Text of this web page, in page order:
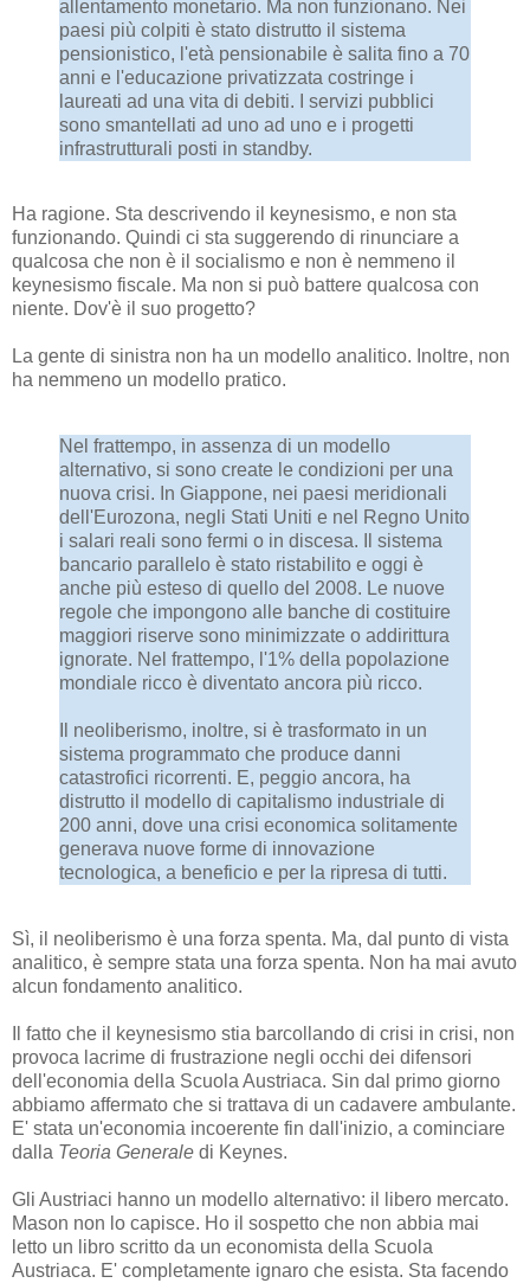
allentamento monetario. Ma non funzionano. Nei
paesi più colpiti è stato distrutto il sistema
pensionistico, l'età pensionabile è salita fino a 70
anni e l'educazione privatizzata costringe i
laureati ad una vita di debiti. I servizi pubblici
sono smantellati ad uno ad uno e i progetti
infrastrutturali posti in standby.
Ha ragione. Sta descrivendo il keynesismo, e non sta
funzionando. Quindi ci sta suggerendo di rinunciare a
qualcosa che non è il socialismo e non è nemmeno il
keynesismo fiscale. Ma non si può battere qualcosa con
niente. Dov'è il suo progetto?
La gente di sinistra non ha un modello analitico. Inoltre, non
ha nemmeno un modello pratico.
Nel frattempo, in assenza di un modello
alternativo, si sono create le condizioni per una
nuova crisi. In Giappone, nei paesi meridionali
dell'Eurozona, negli Stati Uniti e nel Regno Unito
i salari reali sono fermi o in discesa. Il sistema
bancario parallelo è stato ristabilito e oggi è
anche più esteso di quello del 2008. Le nuove
regole che impongono alle banche di costituire
maggiori riserve sono minimizzate o addirittura
ignorate. Nel frattempo, l'1% della popolazione
mondiale ricco è diventato ancora più ricco.
Il neoliberismo, inoltre, si è trasformato in un
sistema programmato che produce danni
catastrofici ricorrenti. E, peggio ancora, ha
distrutto il modello di capitalismo industriale di
200 anni, dove una crisi economica solitamente
generava nuove forme di innovazione
tecnologica, a beneficio e per la ripresa di tutti.
Sì, il neoliberismo è una forza spenta. Ma, dal punto di vista
analitico, è sempre stata una forza spenta. Non ha mai avuto
alcun fondamento analitico.
Il fatto che il keynesismo stia barcollando di crisi in crisi, non
provoca lacrime di frustrazione negli occhi dei difensori
dell'economia della Scuola Austriaca. Sin dal primo giorno
abbiamo affermato che si trattava di un cadavere ambulante.
E' stata un'economia incoerente fin dall'inizio, a cominciare
dalla Teoria Generale di Keynes.
Gli Austriaci hanno un modello alternativo: il libero mercato.
Mason non lo capisce. Ho il sospetto che non abbia mai
letto un libro scritto da un economista della Scuola
Austriaca. E' completamente ignaro che esista. Sta facendo